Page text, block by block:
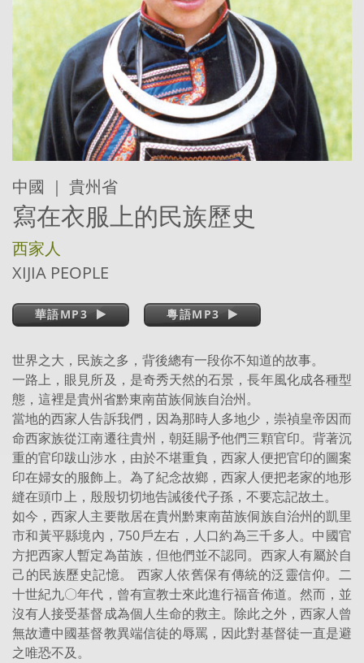
中國 ｜ 貴州省
寫在衣服上的民族歷史
西家人
XIJIA PEOPLE
華語MP3 粵語MP3
世界之大，民族之多，背後總有一段你不知道的故事。
一路上，眼見所及，是奇秀天然的石景，長年風化成各種型
態，這裡是貴州省黔東南苗族侗族自治州。
當地的西家人告訴我們，因為那時人多地少，崇禎皇帝因而
命西家族從江南遷往貴州，朝廷賜予他們三顆官印。背著沉
重的官印跋山涉水，由於不堪重負，西家人便把官印的圖案
印在婦女的服飾上。為了紀念故鄉，西家人便把老家的地形
縫在頭巾上，殷殷切切地告誡後代子孫，不要忘記故土。
如今，西家人主要散居在貴州黔東南苗族侗族自治州的凱里
市和黃平縣境內，750戶左右，人口約為三千多人。中國官
方把西家人暫定為苗族，但他們並不認同。西家人有屬於自
己的民族歷史記憶。
西家人依舊保有傳統的泛靈信仰。二
十世紀九〇年代，曾有宣教士來此進行福音佈道。然而，並
沒有人接受基督成為個人生命的救主。除此之外，西家人曾
無故遭中國基督教異端信徒的辱罵，因此對基督徒一直是避
之唯恐不及。